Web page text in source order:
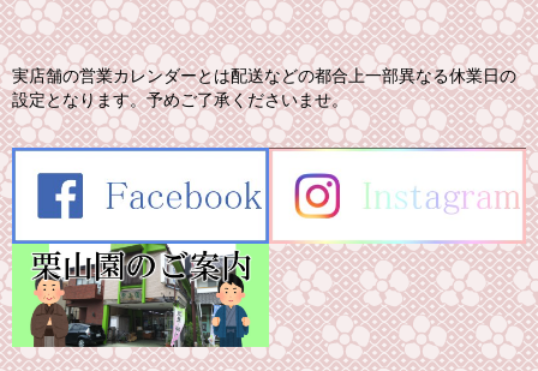
実店舗の営業カレンダーとは配送などの都合上一部異なる休業日の
設定となります。予めご了承くださいませ。